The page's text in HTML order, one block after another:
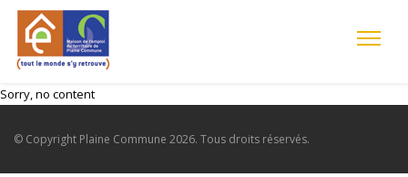
Sorry, no content
© Copyright Plaine Commune 2026. Tous droits réservés.